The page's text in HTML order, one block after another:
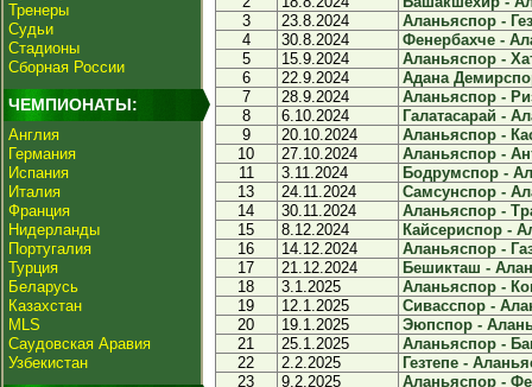
Тренеры
Судьи
Стадионы
Сборная России
ЧЕМПИОНАТЫ:
Англия
Германия
Испания
Италия
Франция
Нидерланды
Португалия
Турция
Беларусь
Казахстан
MLS
Саудовская Аравия
Узбекистан
3
23.8.2024
Аланьяспор -
4
30.8.2024
Фенербахче -
5
15.9.2024
Аланьяспор -
6
22.9.2024
Адана
7
28.9.2024
Аланьяспор -
8
6.10.2024
Галатасарай -
9
20.10.2024
Аланьяспор -
10
27.10.2024
Аланьяспор -
11
3.11.2024
Бодрумспор -
13
24.11.2024
Самсунспор -
14
30.11.2024
Аланьяспор -
15
8.12.2024
Кайсериспор -
16
14.12.2024
Аланьяспор -
17
21.12.2024
Бешикташ -
18
3.1.2025
Аланьяспор -
19
12.1.2025
Сивасспор -
20
19.1.2025
Эюпспор -
21
25.1.2025
Аланьяспор -
22
2.2.2025
Гезтепе -
23
9.2.2025
Аланьяспор -